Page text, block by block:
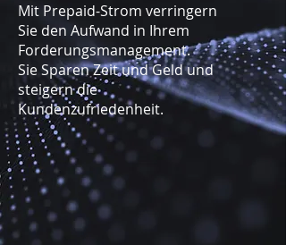
Mit Prepaid-Strom verringern
Sie den Aufwand in Ihrem
Forderungsmanagement.
Sie Sparen Zeit und Geld und
steigern die
Kundenzufriedenheit.